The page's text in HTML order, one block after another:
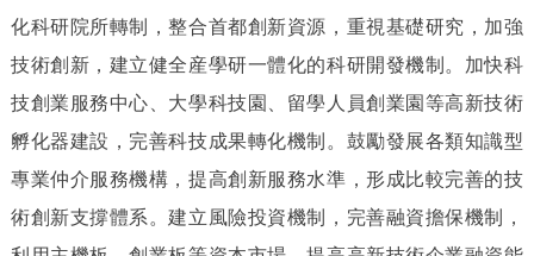
化科研院所轉制，整合首都創新資源，重視基礎研究，加強
技術創新，建立健全産學研一體化的科研開發機制。加快科
技創業服務中心、大學科技園、留學人員創業園等高新技術
孵化器建設，完善科技成果轉化機制。鼓勵發展各類知識型
專業仲介服務機構，提高創新服務水準，形成比較完善的技
術創新支撐體系。建立風險投資機制，完善融資擔保機制，